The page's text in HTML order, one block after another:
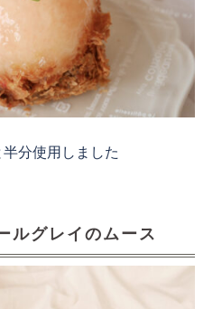
分使用しました
ルグレイのムース